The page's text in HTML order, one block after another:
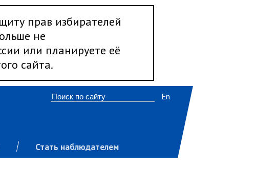
прав избирателей
не
или планируете её
сайта.
Стать наблюдателем
En